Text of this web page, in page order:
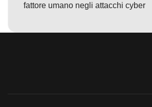
fattore umano negli attacchi cyber